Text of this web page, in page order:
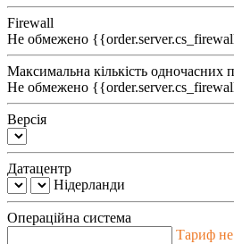
Firewall
Не обмежено
Максимальна кількість одночасних
Не обмежено
Версія
Датацентр
Нідерланди
Операційна система
Тариф